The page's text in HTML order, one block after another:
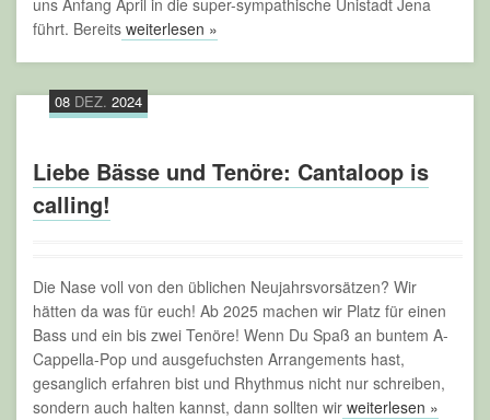
uns Anfang April in die super-sympathische Unistadt Jena
führt. Bereits weiterlesen »
08 DEZ. 2024
Liebe Bässe und Tenöre: Cantaloop is
calling!
Die Nase voll von den üblichen Neujahrsvorsätzen? Wir
hätten da was für euch! Ab 2025 machen wir Platz für einen
Bass und ein bis zwei Tenöre! Wenn Du Spaß an buntem A-
Cappella-Pop und ausgefuchsten Arrangements hast,
gesanglich erfahren bist und Rhythmus nicht nur schreiben,
sondern auch halten kannst, dann sollten wir weiterlesen »